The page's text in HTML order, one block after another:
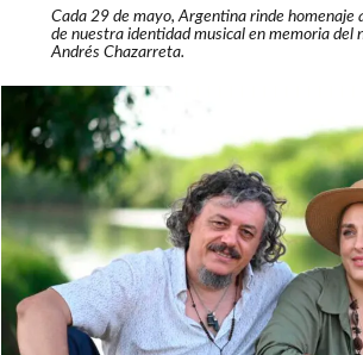
Cada 29 de mayo, Argentina rinde homenaje
de nuestra identidad musical en memoria del
Andrés Chazarreta.